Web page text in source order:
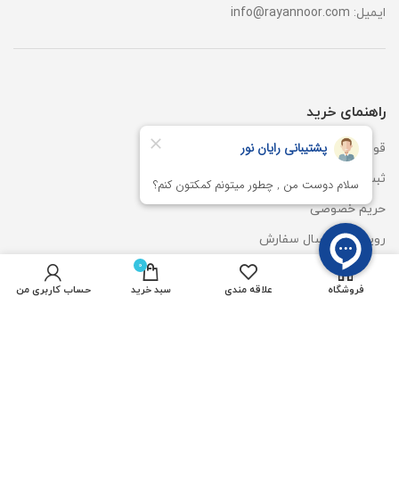
ایمیل: info@rayannoor.com
راهنمای خرید
قوانین و مقررات
ثبت شکایت
حریم خصوصی
رویه های ارسال سفارش
شیوه های پرداخت
فروشگاه علاقه مندی
0
سبد خرید حساب کاربری من